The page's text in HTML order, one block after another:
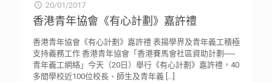
20/01/2017
香港青年協會《有心計劃》嘉許禮
香港青年協會《有心計劃》嘉許禮 表揚學界及青年義工積極
支持義務工作 香港青年協會「香港賽馬會社區資助計劃──
青年義工網絡」今天（20日）舉行《有心計劃》嘉許禮，40
多間學校近100位校長、師生及青年義[…]